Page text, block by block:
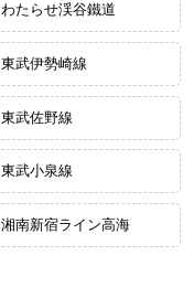
わたらせ渓谷鐵道
東武伊勢崎線
東武佐野線
東武小泉線
湘南新宿ライン高海